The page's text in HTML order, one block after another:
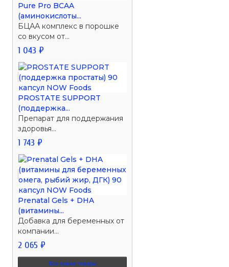
Pure Pro BCAA
(аминокислоты...
БЦАА комплекс в порошке
со вкусом от...
1 043 ₽
PROSTATE SUPPORT
(поддержка...
Препарат для поддержания
здоровья...
1 743 ₽
Prenatal Gels + DHA
(витамины...
Добавка для беременных от
компании...
2 065 ₽
Все новые товары